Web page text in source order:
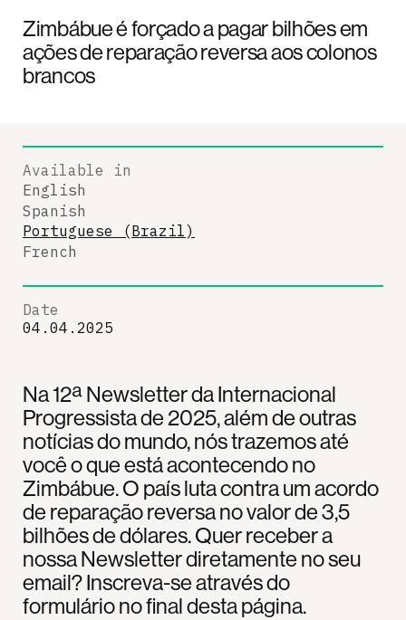
Zimbábue é forçado a pagar bilhões em
ações de reparação reversa aos colonos
brancos
Na 12ª Newsletter da Internacional
Progressista de 2025, além de outras
notícias do mundo, nós trazemos até
você o que está acontecendo no
Zimbábue. O país luta contra um acordo
de reparação reversa no valor de 3,5
bilhões de dólares. Quer receber a
nossa Newsletter diretamente no seu
email? Inscreva-se através do
formulário no final desta página.
Available in
English
Spanish
Portuguese (Brazil)
French
Date
04.04.2025